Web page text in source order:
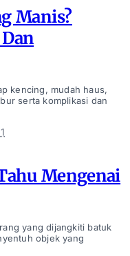
Manis?
kencing, mudah haus,
serta komplikasi dan
Mengenai
yang dijangkiti batuk
objek yang